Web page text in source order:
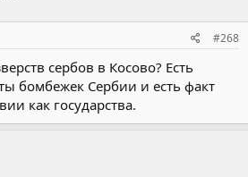
#268
сербов в Косово? Есть
бомбежек Сербии и есть факт
как государства.